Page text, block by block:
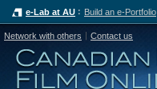
e-Lab at AU Build an e-Portfolio
Network with others Contact us